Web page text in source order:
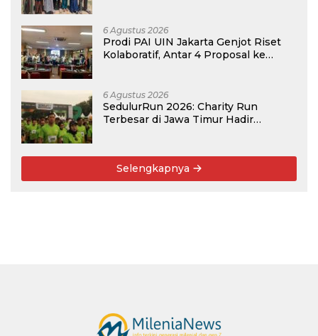
6 Agustus 2026
Prodi PAI UIN Jakarta Genjot Riset
Kolaboratif, Antar 4 Proposal ke
6 Agustus 2026
SedulurRun 2026: Charity Run
Terbesar di Jawa Timur Hadir
Guru Honorer
Selengkapnya